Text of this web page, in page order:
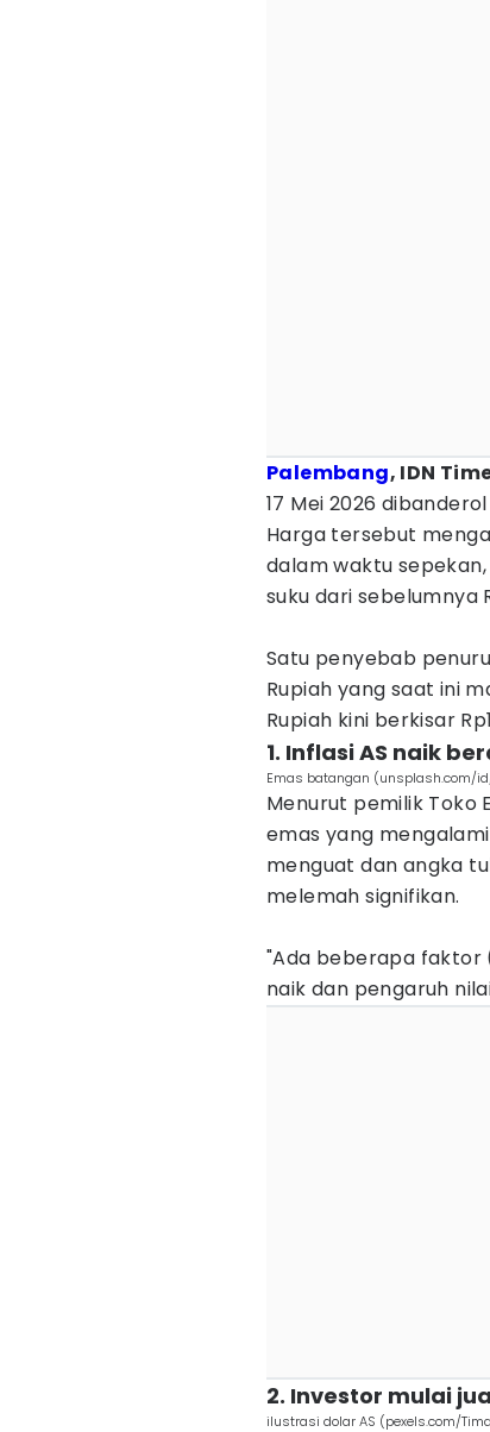
Palembang, IDN
17 Mei 2026
Harga tersebut
dalam waktu
suku dari sebelumnya
Satu penyebab
Rupiah yang saat ini
Rupiah kini berkisar
1. Inflasi AS naik
Emas batangan (unsplash.com/
Menurut pemilik Toko
emas yang
menguat dan angka
melemah signifikan.
"Ada beberapa faktor
naik dan pengaruh
2. Investor mulai
ilustrasi dolar AS (pexels.com/